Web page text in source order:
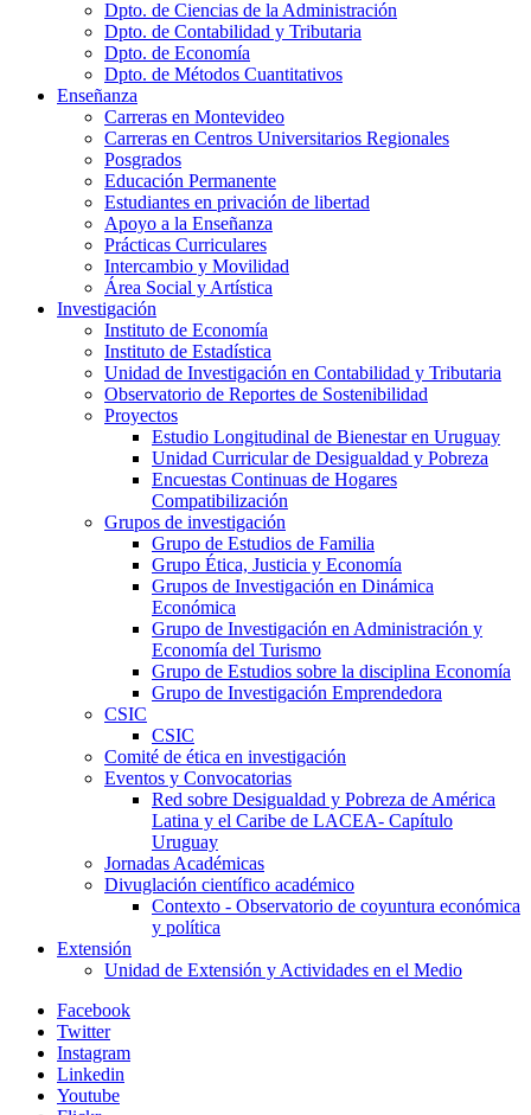
Dpto. de Ciencias de la Administración
Dpto. de Contabilidad y Tributaria
Dpto. de Economía
Dpto. de Métodos Cuantitativos
Enseñanza
Carreras en Montevideo
Carreras en Centros Universitarios Regionales
Posgrados
Educación Permanente
Estudiantes en privación de libertad
Apoyo a la Enseñanza
Prácticas Curriculares
Intercambio y Movilidad
Área Social y Artística
Investigación
Instituto de Economía
Instituto de Estadística
Unidad de Investigación en Contabilidad y Tributaria
Observatorio de Reportes de Sostenibilidad
Proyectos
Estudio Longitudinal de Bienestar en Uruguay
Unidad Curricular de Desigualdad y Pobreza
Encuestas Continuas de Hogares
Compatibilización
Grupos de investigación
Grupo de Estudios de Familia
Grupo Ética, Justicia y Economía
Grupos de Investigación en Dinámica
Económica
Grupo de Investigación en Administración y
Economía del Turismo
Grupo de Estudios sobre la disciplina Economía
Grupo de Investigación Emprendedora
CSIC
CSIC
Comité de ética en investigación
Eventos y Convocatorias
Red sobre Desigualdad y Pobreza de América
Latina y el Caribe de LACEA- Capítulo
Uruguay
Jornadas Académicas
Divuglación científico académico
Contexto - Observatorio de coyuntura económica
y política
Extensión
Unidad de Extensión y Actividades en el Medio
Facebook
Twitter
Instagram
Linkedin
Youtube